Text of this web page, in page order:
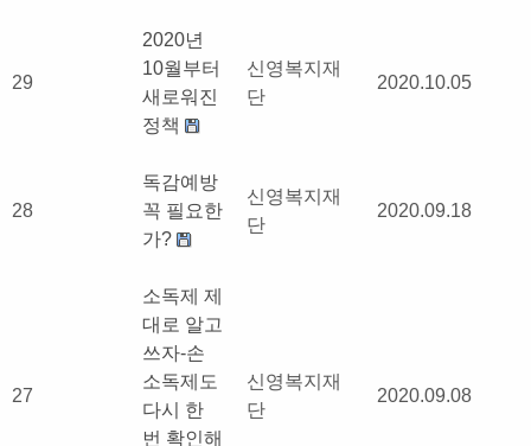
29
2020년
10월부터
새로워진
정책
신영복지재
단
2020.10.05
28
독감예방
꼭 필요한
가?
신영복지재
단
2020.09.18
27
소독제 제
대로 알고
쓰자-손
소독제도
다시 한
번 확인해
신영복지재
단
2020.09.08